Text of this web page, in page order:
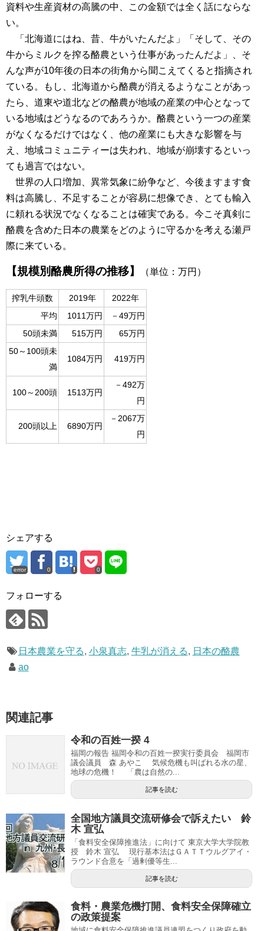
資料や生産資材の高騰の中、この金額では全く話にならな
い。
「北海道にはね、昔、牛がいたんだよ」「そして、その
牛からミルクを搾る酪農という仕事があったんだよ」、そ
んな声が10年後の日本の街角から聞こえてくると指摘され
ている。もし、北海道から酪農が消えるようなことがあっ
たら、道東や道北などの酪農が地域の産業の中心となって
いる地域はどうなるのであろうか。酪農という一つの産業
がなくなるだけではなく、他の産業にも大きな影響を与
え、地域コミュニティーは失われ、地域が崩壊するといっ
ても過言ではない。
世界の人口増加、異常気象に紛争など、今後ますます食
料は高騰し、不足することが容易に想像でき、とても輸入
に頼れる状況でなくなることは確実である。今こそ真剣に
酪農を含めた日本の農業をどのように守るかを考える瀬戸
際に来ている。
【規模別酪農所得の推移】 （単位：万円）
搾乳牛頭数 2019年
2022年
平均
1011万円
－49万円
50頭未満
515万円
65万円
50～100頭未
満
1084万円 419万円
100～200頭 1513万円
－492万
円
200頭以上 6890万円
－2067万
円
シェアする
error 0 0
フォローする
日本農業を守る, 小泉真志, 牛乳が消える, 日本の酪農
ao
関連記事
令和の百姓一揆 4
福岡の報告 福岡令和の百姓一揆実行委員会 福岡市
議会議員 森 あやこ 気候危機も叫ばれる水の星、
地球の危機！ 「農は自然の...
記事を読む
全国地方議員交流研修会で訴えたい 鈴
木 宣弘
「食料安全保障推進法」に向けて 東京大学大学院教
授 鈴木 宣弘 現行基本法はＧＡＴＴウルグアイ・
ラウンド合意を「過剰優等生...
記事を読む
食料・農業危機打開、食料安全保障確立
の政策提案